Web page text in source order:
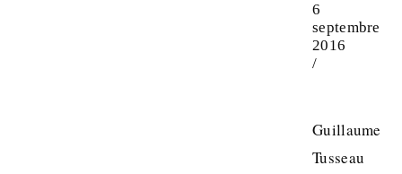
6
septembre
2016
/
Guillaume
Tusseau